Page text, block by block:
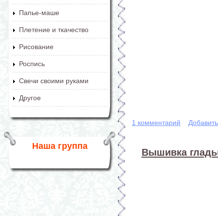
Папье-маше
Плетение и ткачество
Рисование
Роспись
Свечи своими руками
Другое
Наша группа
1 комментарий
Вышивка